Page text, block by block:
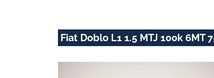
Fiat Doblo L1 1.5 MTJ 100k 6MT